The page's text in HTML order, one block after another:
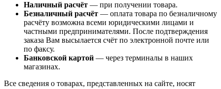
Наличный расчёт — при получении товара.
Безналичный расчёт — оплата товара по безналичному
расчёту возможна всеми юридическими лицами и
частными предпринимателями. После подтверждения
заказа Вам высылается счёт по электронной почте или
по факсу.
Банковской картой — через терминалы в наших
магазинах.
Все сведения о товарах, представленных на сайте, носят